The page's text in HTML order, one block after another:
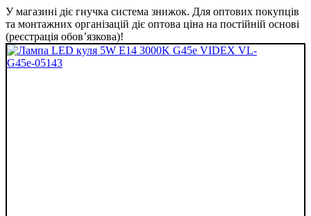
У магазині діє гнучка система знижок. Для оптових покупців
та монтажних організацій діє оптова ціна на постійній основі
(реєстрація обов’язкова)!